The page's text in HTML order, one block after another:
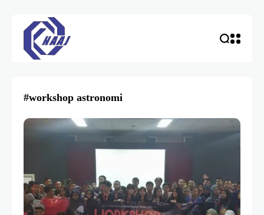
#workshop astronomi